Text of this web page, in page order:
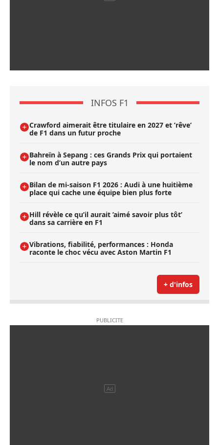
INFOS F1
Crawford aimerait être titulaire en 2027 et ’rêve’
de F1 dans un futur proche
Bahreïn à Sepang : ces Grands Prix qui portaient
le nom d’un autre pays
Bilan de mi-saison F1 2026 : Audi à une huitième
place qui cache une équipe bien plus forte
Hill révèle ce qu’il aurait ’aimé savoir plus tôt’
dans sa carrière en F1
Vibrations, fiabilité, performances : Honda
raconte le choc vécu avec Aston Martin F1
+ d'infos